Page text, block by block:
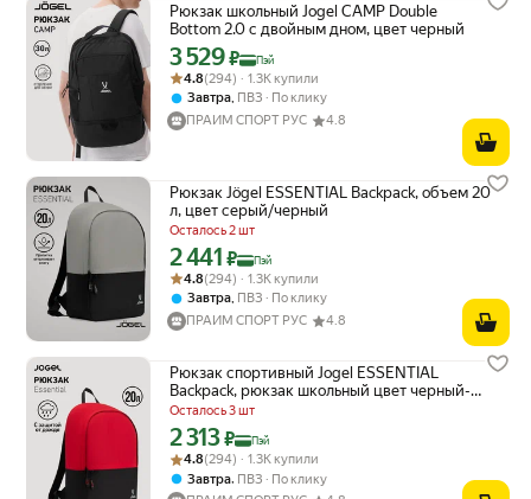
Рюкзак школьный Jogel CAMP Double
Bottom 2.0 с двойным дном, цвет черный
Цена с картой Яндекс Пэй 3529 ₽ вместо
3 529₽ Пэй
Рейтинг товара: 4.8 из 5
Оценок: (294) · 1.3K купили
4.8(294) · 1.3K купили
Завтра, ПВЗ
По клику
ПРАЙМ СПОРТ РУС
4.8
Рюкзак Jögel ESSENTIAL Backpack, объем 20
л, цвет серый/черный
Осталось 2 шт
Цена с картой Яндекс Пэй 2441 ₽ вместо
2 441 ₽ Пэй
Рейтинг товара: 4.8 из 5
Оценок: (294) · 1.3K купили
4.8(294) · 1.3K купили
Завтра ПВЗ
По клику
ПРАЙМ СПОРТ РУС
4.8
Рюкзак спортивный Jogel ESSENTIAL
Backpack, рюкзак школьный цвет черный-
красный
Осталось 3 шт
Цена с картой Яндекс Пэй 2313 ₽ вместо
2 313₽ Пэй
Рейтинг товара: 4.8 из 5
Оценок: (294) · 1.3K купили
4.8(294) · 1.3K купили
Завтра, ПВЗ
По клику